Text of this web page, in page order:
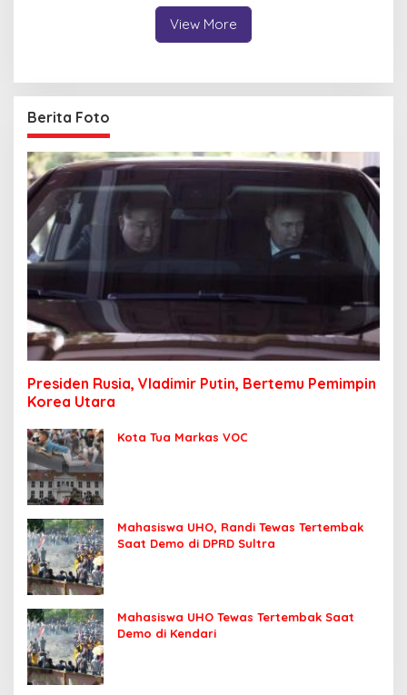
View More
Berita Foto
Presiden Rusia, Vladimir Putin, Bertemu Pemimpin
Korea Utara
Kota Tua Markas VOC
Mahasiswa UHO, Randi Tewas Tertembak
Saat Demo di DPRD Sultra
Mahasiswa UHO Tewas Tertembak Saat
Demo di Kendari